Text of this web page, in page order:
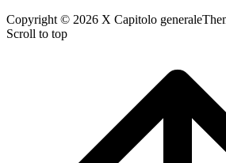
Copyright © 2026 X Capitolo generale
Scroll to top